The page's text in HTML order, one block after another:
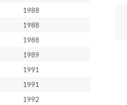
1988
1988
1988
1989
1991
1991
1992